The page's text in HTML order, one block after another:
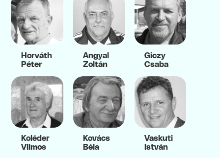
Horváth
Péter
Angyal
Zoltán
Giczy
Csaba
Koléder
Vilmos
Kovács
Béla
Vaskuti
István